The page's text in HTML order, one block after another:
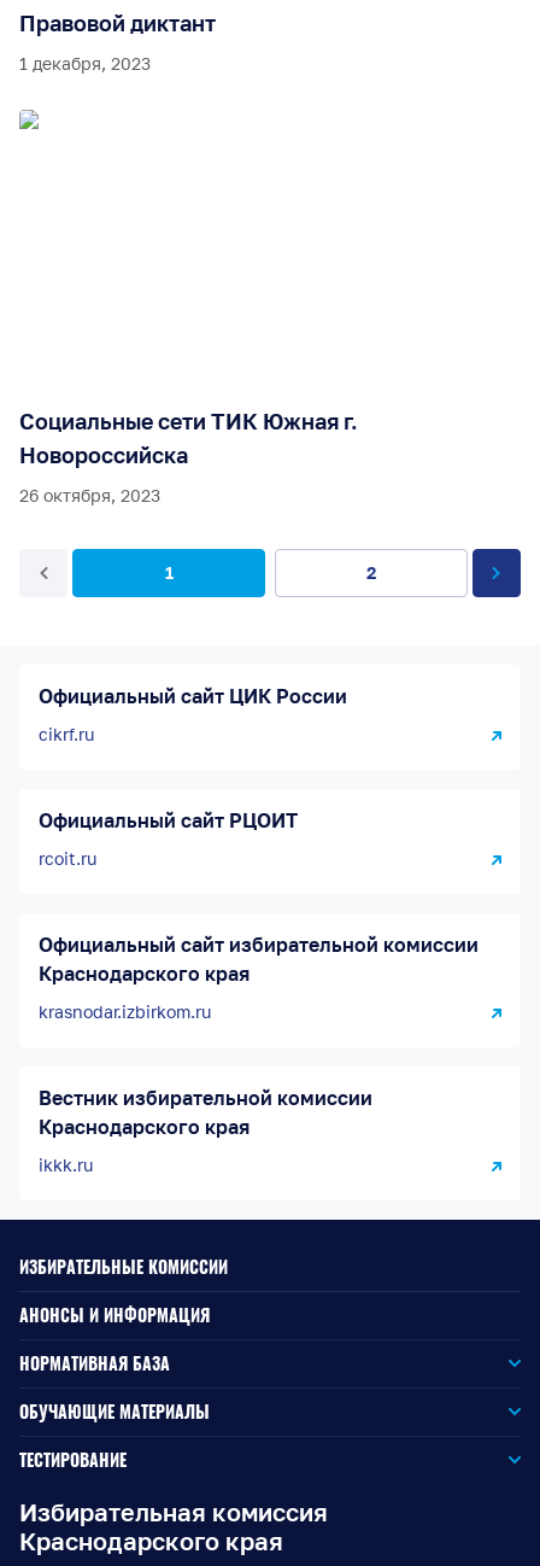
Правовой диктант
1 декабря, 2023
Социальные сети ТИК Южная г.
Новороссийска
26 октября, 2023
1 2
Официальный сайт ЦИК России
cikrf.ru
Официальный сайт РЦОИТ
rcoit.ru
Официальный сайт избирательной комиссии
Краснодарского края
krasnodar.izbirkom.ru
Вестник избирательной комиссии
Краснодарского края
ikkk.ru
Избирательная комиссия
Краснодарского края
ИЗБИРАТЕЛЬНЫЕ КОМИССИИ
АНОНСЫ И ИНФОРМАЦИЯ
НОРМАТИВНАЯ БАЗА
Законодательство РФ
Законодательство КК
Документы ЦИК России
Документы ИККК
ОБУЧАЮЩИЕ МАТЕРИАЛЫ
Для окружной избирательной комиссии
Для территориальной избирательной комиссии
Для участковой избирательной комиссии
ТЕСТИРОВАНИЕ
Для членов участковых избирательных комиссий